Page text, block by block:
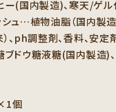
(国内製造)、寒天/ゲ
ュ…植物油脂（国内製造
、ph調整剤、香料、安定
ドウ糖液糖(国内製造)
個